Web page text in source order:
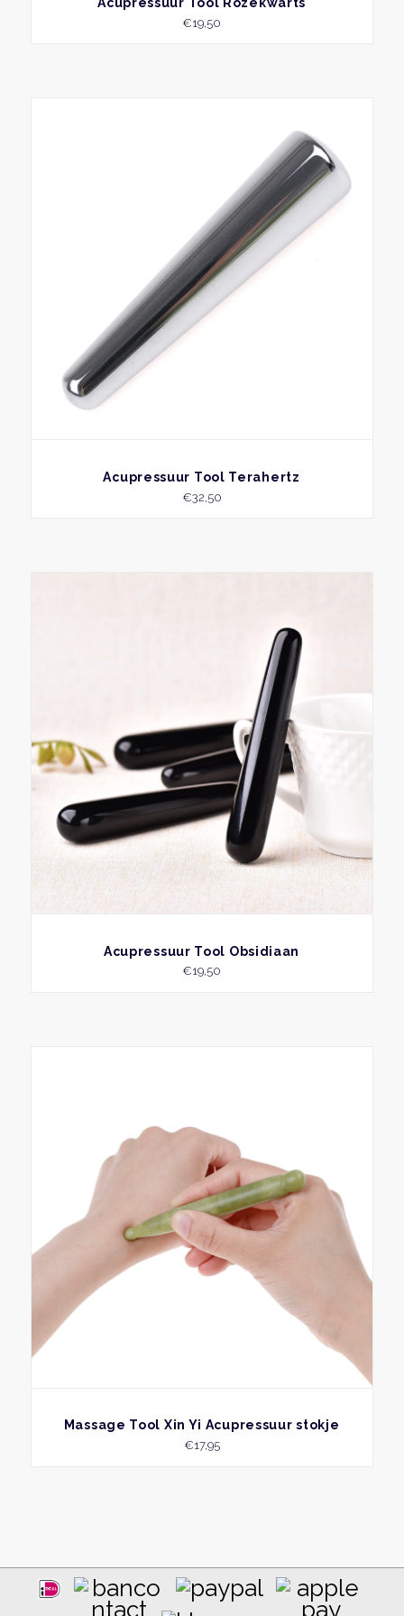
€19,50
BEKIJK
Acupressuur Tool Terahertz
€32,50
BEKIJK
Acupressuur Tool Obsidiaan
€19,50
BEKIJK
Massage Tool Xin Yi Acupressuur stokje
€17,95